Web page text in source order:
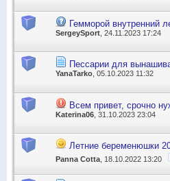
Гемморой внутренний
SergeySport , 24.11.2023 17:24
Пессарии для
YanaTarko , 05.10.2023 11:32
Всем привет, срочно
Katerina06 , 31.10.2023 23:04
Летние беременюшки
Panna Cotta , 18.10.2022 13:20